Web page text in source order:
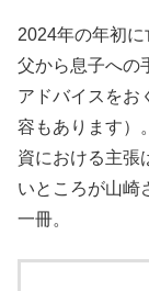
2024年の年初に
父から息子への
アドバイスをお
容もあります）。
資における主張
いところが山崎
一冊。